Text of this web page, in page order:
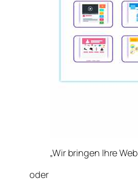
„Wir bringen Ihre
oder